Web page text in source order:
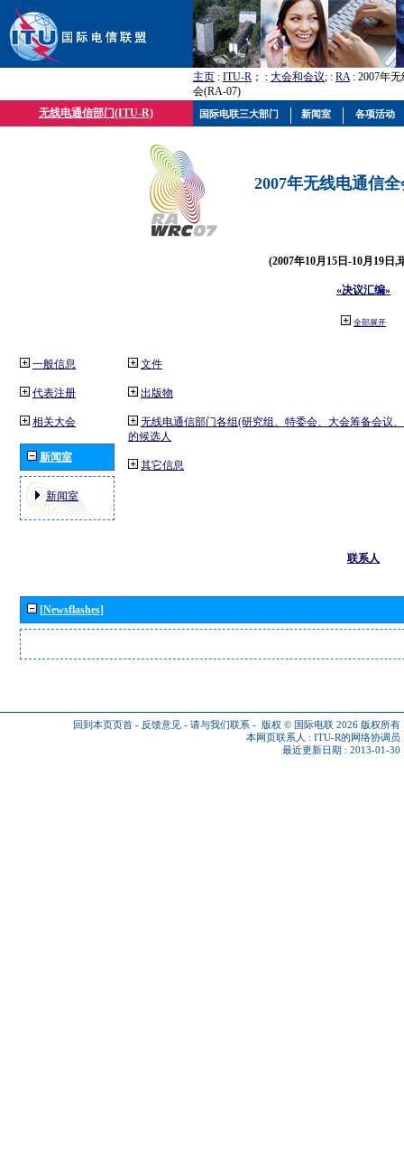
主页 : ITU-R ； : 大会和会议; : RA: 2007年
会(RA-07)
无线电通信部门(ITU-R)
2007年无线电通信
(2007年10月15日-10月19日,
«决议汇编»
全部展开
一般信息
代表注册
相关大会
新闻室
新闻室
文件
出版物
无线电通信部门各组(研究组、特委会、大会筹备会议
的候选人
其它信息
联系人
[Newsflashes]
回到本页页首 - 反馈意见 - 请与我们联系 - 版权 © 国际电联 2026 版权所有
本网页联系人 : ITU-R的网络协调员
最近更新日期 : 2013-01-30
国际电联三大部门 新闻室 各项活动